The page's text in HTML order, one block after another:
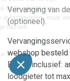
Vervanging van
(optioneel).
webshop besteld
België inclusief:
loodgieter tot